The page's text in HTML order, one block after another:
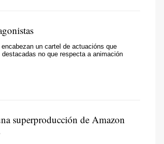
un cartel de actuacións que
no que respecta a animación
superproducción de Amazon